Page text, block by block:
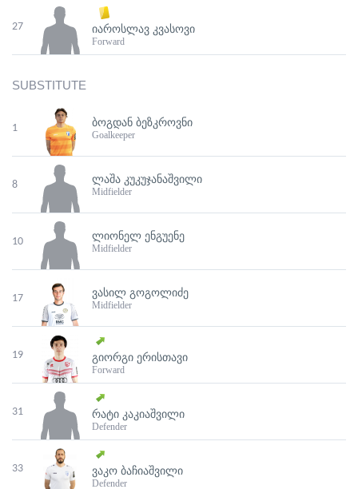
27 ᲘᲐᲠᲝᲡᲚᲐᲕ ᲙᲕᲐᲡᲝᲕᲘ
Forward
SUBSTITUTE
1 ᲑᲝᲒᲓᲐᲜ ᲑᲔᲖᲙᲠᲝᲕᲜᲘ
Goalkeeper
8 ᲚᲐᲨᲐ ᲙᲣᲙᲣᲯᲐᲜᲐᲨᲕᲘᲚᲘ
Midfielder
10 ᲚᲘᲝᲜᲔᲚ ᲔᲜᲒᲣᲔᲜᲔ
Midfielder
17 ᲕᲐᲡᲘᲚ ᲒᲝᲒᲝᲚᲘᲫᲔ
Midfielder
19 ᲒᲘᲝᲠᲒᲘ ᲔᲠᲘᲡᲗᲐᲕᲘ
Forward
31 ᲠᲐᲢᲘ ᲙᲐᲙᲘᲐᲨᲕᲘᲚᲘ
Defender
33 ᲕᲐᲙᲝ ᲑᲐᲩᲘᲐᲨᲕᲘᲚᲘ
Defender